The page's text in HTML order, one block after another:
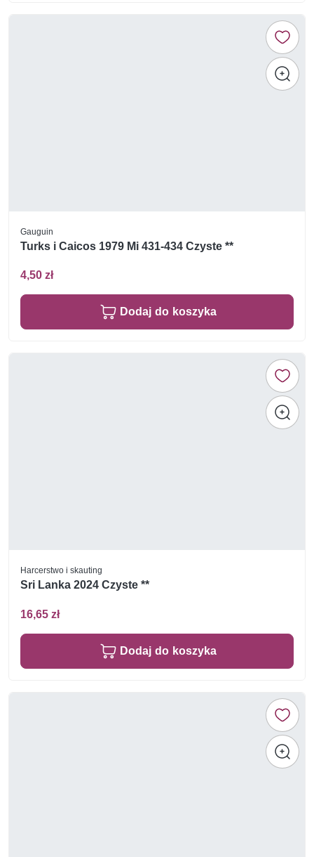
Gauguin
Turks i Caicos 1979 Mi 431-434 Czyste **
4,50 zł
Dodaj do koszyka
Harcerstwo i skauting
Sri Lanka 2024 Czyste **
16,65 zł
Dodaj do koszyka